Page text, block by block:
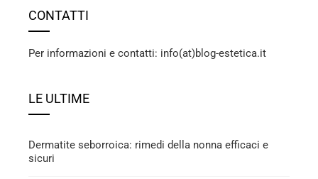
CONTATTI
Per informazioni e contatti: info(at)blog-estetica.it
LE ULTIME
Dermatite seborroica: rimedi della nonna efficaci e
sicuri